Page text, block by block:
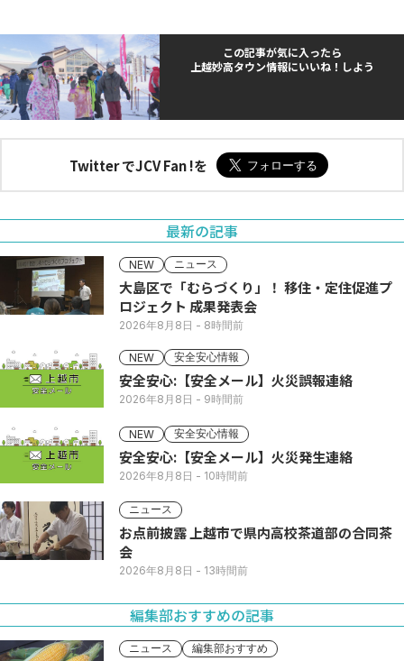
この記事が気に入ったら
上越妙高タウン情報にいいね！しよう
Twitter でJCV Fan !を
最新の記事
NEW ニュース
大島区で「むらづくり」！ 移住・定住促進プ
ロジェクト 成果発表会
2026年8月8日 - 8時間前
NEW 安全安心情報
安全安心:【安全メール】火災誤報連絡
2026年8月8日 - 9時間前
NEW 安全安心情報
安全安心:【安全メール】火災発生連絡
2026年8月8日 - 10時間前
ニュース
お点前披露 上越市で県内高校茶道部の合同茶
会
2026年8月8日 - 13時間前
編集部おすすめの記事
ニュース 編集部おすすめ